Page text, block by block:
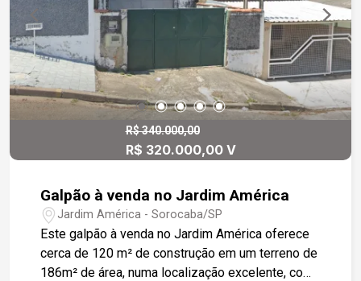
valorizam um espaço novo, bem localizado e
pronto para uso.
R$ 340.000,00
R$ 320.000,00 V
Galpão à venda no Jardim América
Jardim América - Sorocaba/SP
Este galpão à venda no Jardim América oferece
cerca de 120 m² de construção em um terreno de
186m² de área, numa localização excelente, com